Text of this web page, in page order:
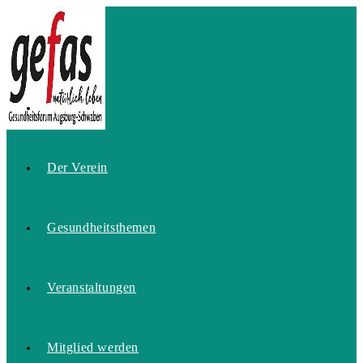
Inhalt
springen
Home
Der Verein
Gesundheitsthemen
Veranstaltungen
Mitglied werden